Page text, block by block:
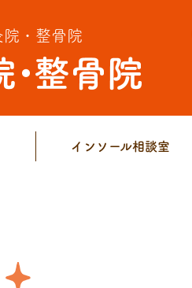
・整骨院
インソール相談室